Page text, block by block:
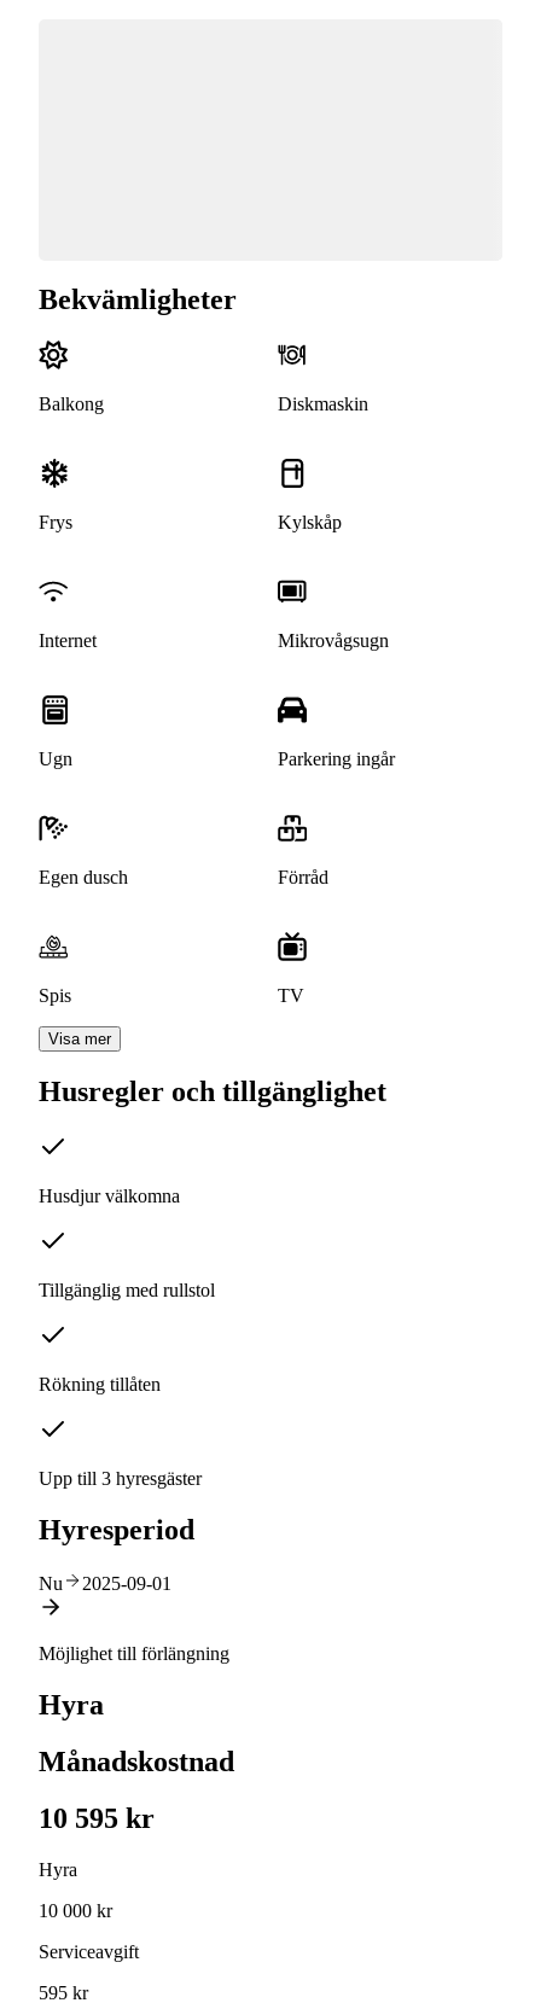
Bekvämligheter
Balkong Diskmaskin
Frys Kylskåp
Internet Mikrovågsugn
Ugn Parkering ingår
Egen dusch Förråd
Spis TV
Visa mer
Husregler och tillgänglighet
Husdjur välkomna
Tillgänglig med rullstol
Rökning tillåten
Upp till 3 hyresgäster
Hyresperiod
Nu 2025-09-01
Möjlighet till förlängning
Hyra
Månadskostnad
10 595 kr
Hyra
10 000 kr
Serviceavgift
595 kr